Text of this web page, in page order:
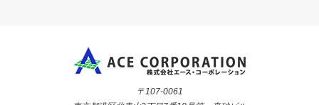
〒107-0061